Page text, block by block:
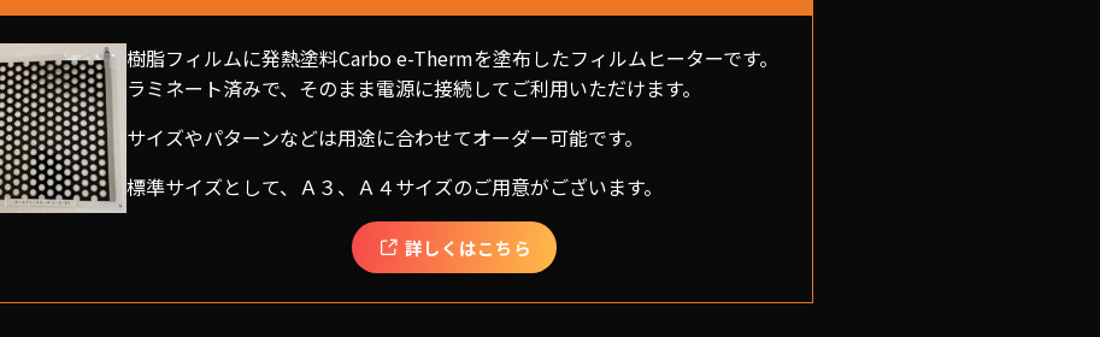
樹脂フィルムに発熱塗料Carbo e-Thermを塗布したフィルムヒーターです。
ラミネート済みで、そのまま電源に接続してご利用いただけます。
サイズやパターンなどは用途に合わせてオーダー可能です。
標準サイズとして、Ａ３、Ａ４サイズのご用意がございます。
詳しくはこちら